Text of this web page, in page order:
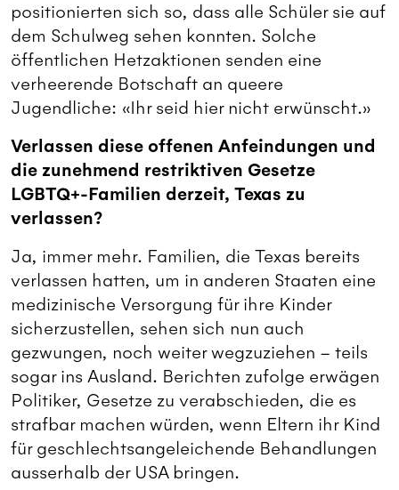
positionierten sich so, dass alle Schüler sie auf
dem Schulweg sehen konnten. Solche
öffentlichen Hetzaktionen senden eine
verheerende Botschaft an queere
Jugendliche: «Ihr seid hier nicht erwünscht.»
Verlassen diese offenen Anfeindungen und
die zunehmend restriktiven Gesetze
LGBTQ+-Familien derzeit, Texas zu
verlassen?
Ja, immer mehr. Familien, die Texas bereits
verlassen hatten, um in anderen Staaten eine
medizinische Versorgung für ihre Kinder
sicherzustellen, sehen sich nun auch
gezwungen, noch weiter wegzuziehen – teils
sogar ins Ausland. Berichten zufolge erwägen
Politiker, Gesetze zu verabschieden, die es
strafbar machen würden, wenn Eltern ihr Kind
für geschlechtsangeleichende Behandlungen
ausserhalb der USA bringen.